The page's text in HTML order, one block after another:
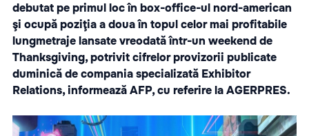
debutat pe primul loc în box-office-ul nord-american
şi ocupă poziţia a doua în topul celor mai profitabile
lungmetraje lansate vreodată într-un weekend de
Thanksgiving, potrivit cifrelor provizorii publicate
duminică de compania specializată Exhibitor
Relations, informează AFP, cu referire la AGERPRES.